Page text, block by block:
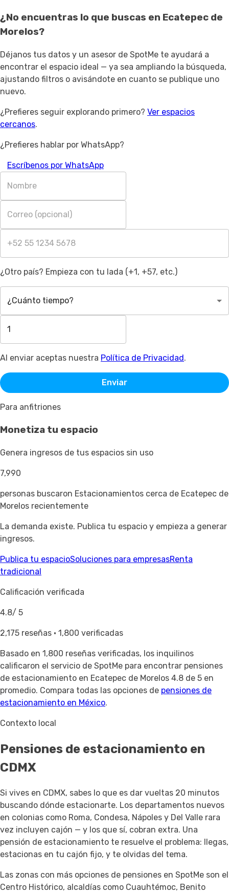
¿No encuentras lo que buscas en Ecatepec de
Morelos?
Déjanos tus datos y un asesor de SpotMe te ayudará a
encontrar el espacio ideal — ya sea ampliando la búsqueda,
ajustando filtros o avisándote en cuanto se publique uno
nuevo.
¿Prefieres seguir explorando primero? Ver espacios
cercanos.
¿Prefieres hablar por WhatsApp?
Escríbenos por WhatsApp
¿Otro país? Empieza con tu lada (+1, +57, etc.)
¿Cuánto tiempo?
Al enviar aceptas nuestra Política de Privacidad.
Enviar
Para anfitriones
Monetiza tu espacio
Genera ingresos de tus espacios sin uso
7,990
personas buscaron Estacionamientos cerca de Ecatepec de
Morelos recientemente
La demanda existe. Publica tu espacio y empieza a generar
ingresos.
Publica tu espacioSoluciones para empresasRenta
tradicional
Calificación verificada
4.8/ 5
2,175 reseñas · 1,800 verificadas
Basado en 1,800 reseñas verificadas, los inquilinos
calificaron el servicio de SpotMe para encontrar pensiones
de estacionamiento en Ecatepec de Morelos 4.8 de 5 en
promedio. Compara todas las opciones de pensiones de
estacionamiento en México.
Contexto local
Pensiones de estacionamiento en
CDMX
Si vives en CDMX, sabes lo que es dar vueltas 20 minutos
buscando dónde estacionarte. Los departamentos nuevos
en colonias como Roma, Condesa, Nápoles y Del Valle rara
vez incluyen cajón — y los que sí, cobran extra. Una
pensión de estacionamiento te resuelve el problema: llegas,
estacionas en tu cajón fijo, y te olvidas del tema.
Las zonas con más opciones de pensiones en SpotMe son el
Centro Histórico, alcaldías como Cuauhtémoc, Benito